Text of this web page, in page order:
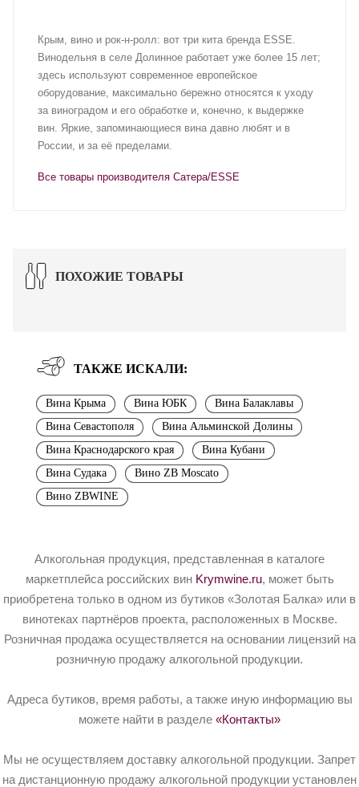
Крым, вино и рок-н-ролл: вот три кита бренда ESSE.
Винодельня в селе Долинное работает уже более 15 лет;
здесь используют современное европейское
оборудование, максимально бережно относятся к уходу
за виноградом и его обработке и, конечно, к выдержке
вин. Яркие, запоминающиеся вина давно любят и в
России, и за её пределами.
Все товары производителя Сатера/ESSE
ПОХОЖИЕ ТОВАРЫ
ТАКЖЕ ИСКАЛИ:
Вина Крыма Вина ЮБК
Вина Балаклавы
Вина Севастополя
Вина Альминской Долины
Вина Краснодарского края
Вина Кубани
Вина Судака
Вино ZB Moscato
Вино ZBWINE
Алкогольная продукция, представленная в каталоге
маркетплейса российских вин Krymwine.ru, может быть
приобретена только в одном из бутиков «Золотая Балка» или в
винотеках партнёров проекта, расположенных в Москве.
Розничная продажа осуществляется на основании лицензий на
розничную продажу алкогольной продукции.
Адреса бутиков, время работы, а также иную информацию вы
можете найти в разделе «Контакты»
Мы не осуществляем доставку алкогольной продукции. Запрет
на дистанционную продажу алкогольной продукции установлен